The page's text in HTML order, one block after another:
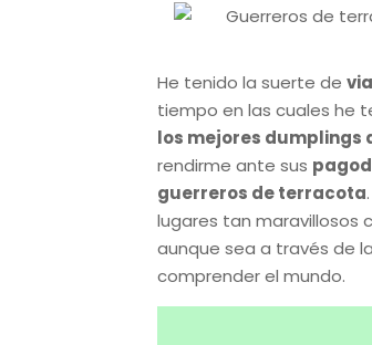
He tenido la suerte de
tiempo en las cuales he
los mejores dumplings
rendirme ante sus
guerreros de terracota
lugares tan maravillosos
aunque sea a través de
comprender el mundo.